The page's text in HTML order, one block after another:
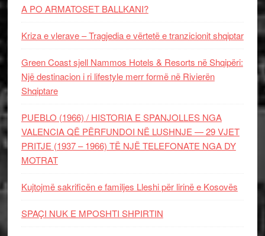
A PO ARMATOSET BALLKANI?
Kriza e vlerave – Tragjedia e vërtetë e tranzicionit shqiptar
Green Coast sjell Nammos Hotels & Resorts në Shqipëri:
Një destinacion i ri lifestyle merr formë në Rivierën
Shqiptare
PUEBLO (1966) / HISTORIA E SPANJOLLES NGA
VALENCIA QË PËRFUNDOI NË LUSHNJE — 29 VJET
PRITJE (1937 – 1966) TË NJË TELEFONATE NGA DY
MOTRAT
Kujtojmë sakrificën e familjes Lleshi për lirinë e Kosovës
SPAÇI NUK E MPOSHTI SHPIRTIN